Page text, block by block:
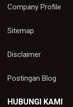
Company Profile
Sitemap
Disclaimer
Postingan Blog
HUBUNGI KAMI